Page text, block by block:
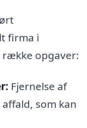
firma i
opgaver:
Fjernelse af
som kan